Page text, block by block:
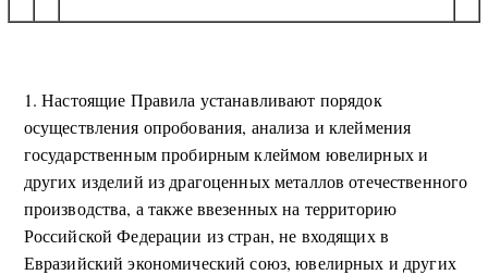
1. Настоящие Правила устанавливают порядок
осуществления опробования, анализа и клеймения
государственным пробирным клеймом ювелирных и
других изделий из драгоценных металлов отечественного
производства, а также ввезенных на территорию
Российской Федерации из стран, не входящих в
Евразийский экономический союз, ювелирных и других